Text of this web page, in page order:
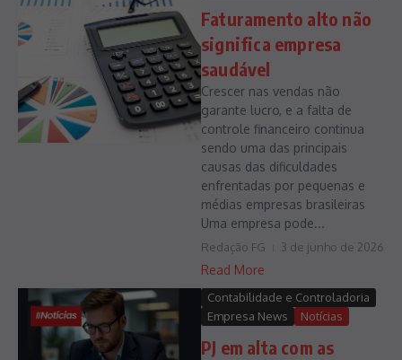
Faturamento alto não
significa empresa
saudável
Crescer nas vendas não
garante lucro, e a falta de
controle financeiro continua
sendo uma das principais
causas das dificuldades
enfrentadas por pequenas e
médias empresas brasileiras
Uma empresa pode...
Redação FG 3 de junho de 2026
Read More
Contabilidade e Controladoria
Empresa News
Notícias
PJ em alta com as